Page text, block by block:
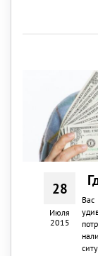
28
Июля
2015
Вас